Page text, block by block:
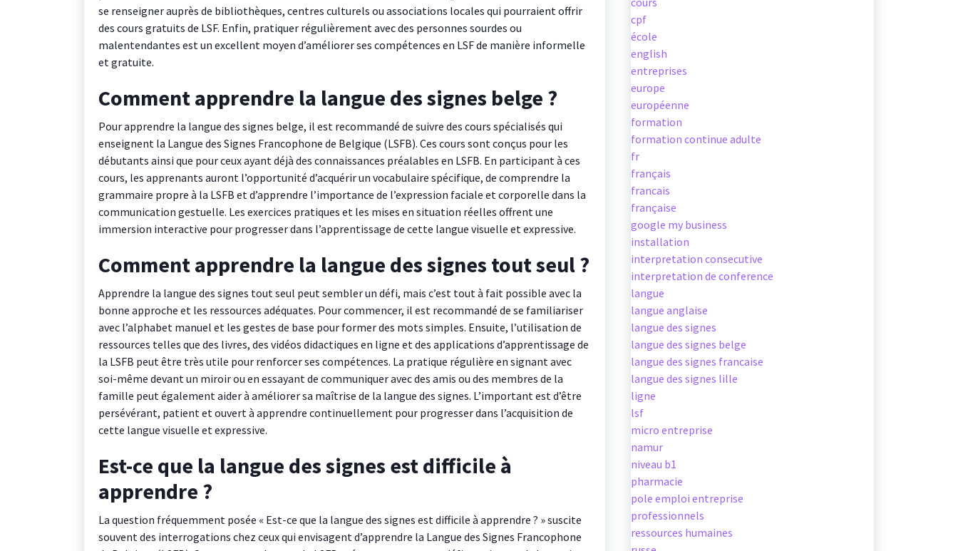
se renseigner auprès de bibliothèques, centres culturels ou associations locales qui pourraient offrir
des cours gratuits de LSF. Enfin, pratiquer régulièrement avec des personnes sourdes ou
malentendantes est un excellent moyen d’améliorer ses compétences en LSF de manière informelle
et gratuite.
Comment apprendre la langue des signes belge ?
Pour apprendre la langue des signes belge, il est recommandé de suivre des cours spécialisés qui
enseignent la Langue des Signes Francophone de Belgique (LSFB). Ces cours sont conçus pour les
débutants ainsi que pour ceux ayant déjà des connaissances préalables en LSFB. En participant à ces
cours, les apprenants auront l’opportunité d’acquérir un vocabulaire spécifique, de comprendre la
grammaire propre à la LSFB et d’apprendre l’importance de l’expression faciale et corporelle dans la
communication gestuelle. Les exercices pratiques et les mises en situation réelles offrent une
immersion interactive pour progresser dans l’apprentissage de cette langue visuelle et expressive.
Comment apprendre la langue des signes tout seul ?
Apprendre la langue des signes tout seul peut sembler un défi, mais c’est tout à fait possible avec la
bonne approche et les ressources adéquates. Pour commencer, il est recommandé de se familiariser
avec l’alphabet manuel et les gestes de base pour former des mots simples. Ensuite, l’utilisation de
ressources telles que des livres, des vidéos didactiques en ligne et des applications d’apprentissage de
la LSFB peut être très utile pour renforcer ses compétences. La pratique régulière en signant avec
soi-même devant un miroir ou en essayant de communiquer avec des amis ou des membres de la
famille peut également aider à améliorer sa maîtrise de la langue des signes. L’important est d’être
persévérant, patient et ouvert à apprendre continuellement pour progresser dans l’acquisition de
cette langue visuelle et expressive.
Est-ce que la langue des signes est difficile à
apprendre ?
La question fréquemment posée « Est-ce que la langue des signes est difficile à apprendre ? » suscite
souvent des interrogations chez ceux qui envisagent d’apprendre la Langue des Signes Francophone
cpf
école
english
entreprises
europe
européenne
formation
formation continue adulte
fr
français
francais
française
google my business
installation
interpretation consecutive
interpretation de conference
langue
langue anglaise
langue des signes
langue des signes belge
langue des signes francaise
langue des signes lille
ligne
lsf
micro entreprise
namur
niveau b1
pharmacie
pole emploi entreprise
professionnels
ressources humaines